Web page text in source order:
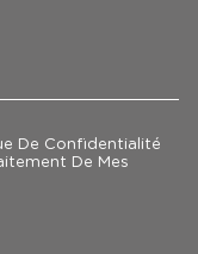
De Confidentialité
De Mes